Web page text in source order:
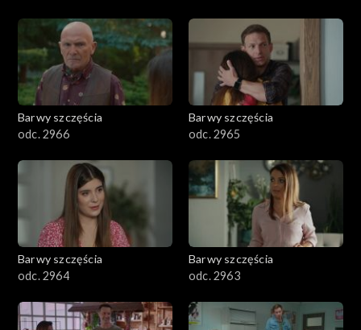
Barwy szczęścia
odc. 2966
Barwy szczęścia
odc. 2965
Barwy szczęścia
odc. 2964
Barwy szczęścia
odc. 2963